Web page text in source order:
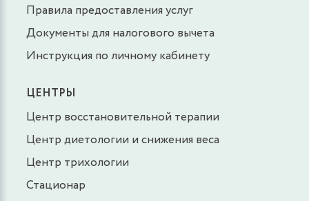
Правила предоставления услуг
Документы для налогового вычета
Инструкция по личному кабинету
ЦЕНТРЫ
Центр восстановительной терапии
Центр диетологии и снижения веса
Центр трихологии
Стационар